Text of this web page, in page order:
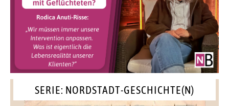
SERIE: NORDSTADT-GESCHICHTE(N)